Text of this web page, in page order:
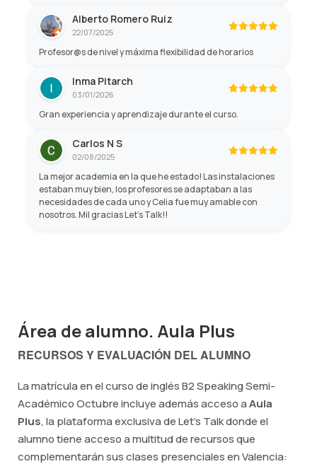
Alberto Romero Ruiz
22/07/2025
Profesor@s de nivel y máxima flexibilidad de horarios
Inma Pitarch
03/01/2026
Gran experiencia y aprendizaje durante el curso.
Carlos N S
02/08/2025
La mejor academia en la que he estado! Las instalaciones
estaban muy bien, los profesores se adaptaban a las
necesidades de cada uno y Celia fue muy amable con
nosotros. Mil gracias Let's Talk!!
Área de alumno. Aula Plus
RECURSOS Y EVALUACIÓN DEL ALUMNO
La matrícula en el curso de inglés B2 Speaking Semi-
Académico Octubre incluye además acceso aAula
Plus, la plataforma exclusiva de Let's Talk donde el
alumno tiene acceso a multitud de recursos que
complementarán sus clases presenciales en Valencia: